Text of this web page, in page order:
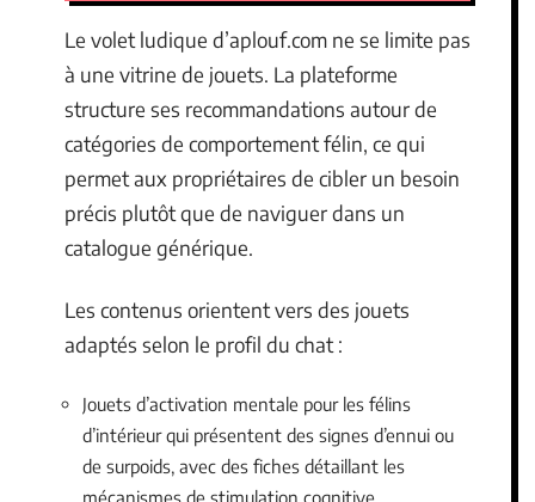
Le volet ludique d’aplouf.com ne se limite pas
à une vitrine de jouets. La plateforme
structure ses recommandations autour de
catégories de comportement félin, ce qui
permet aux propriétaires de cibler un besoin
précis plutôt que de naviguer dans un
catalogue générique.
Les contenus orientent vers des jouets
adaptés selon le profil du chat :
Jouets d’activation mentale pour les félins
d’intérieur qui présentent des signes d’ennui ou
de surpoids, avec des fiches détaillant les
mécanismes de stimulation cognitive